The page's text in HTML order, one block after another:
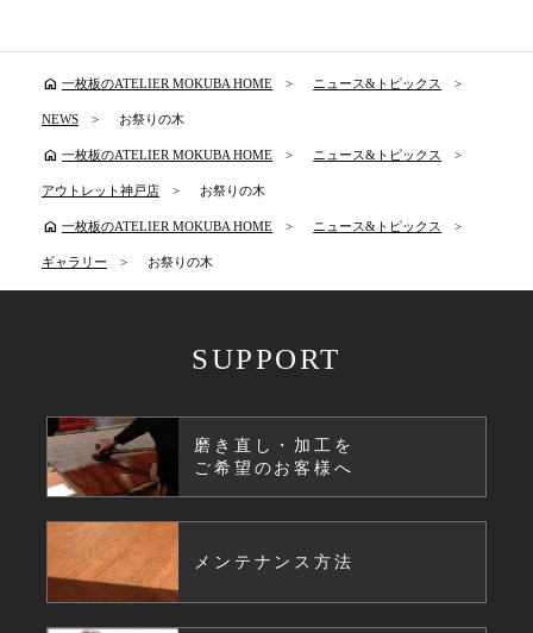
home 一枚板のATELIER MOKUBA HOME ニュース&トピックス
NEWS お祭りの木
home 一枚板のATELIER MOKUBA HOME ニュース&トピックス
アウトレット神戸店 お祭りの木
home 一枚板のATELIER MOKUBA HOME ニュース&トピックス
ギャラリー お祭りの木
SUPPORT
磨き直し・加工を
ご希望のお客様へ
メンテナンス方法